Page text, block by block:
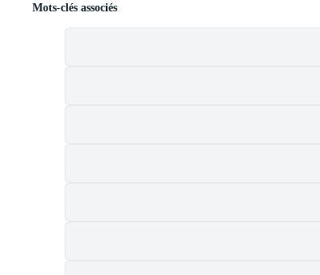
Mots-clés associés